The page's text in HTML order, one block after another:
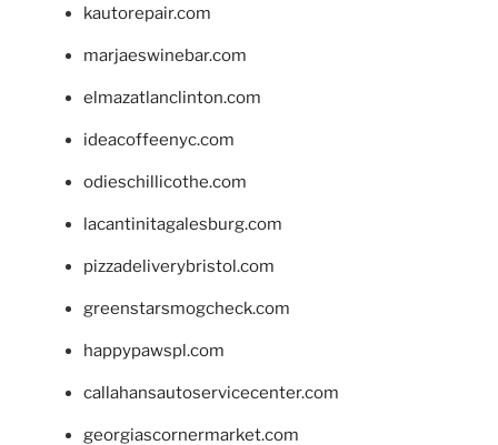
kautorepair.com
marjaeswinebar.com
elmazatlanclinton.com
ideacoffeenyc.com
odieschillicothe.com
lacantinitagalesburg.com
pizzadeliverybristol.com
greenstarsmogcheck.com
happypawspl.com
callahansautoservicecenter.com
georgiascornermarket.com